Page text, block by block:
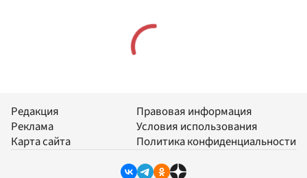
Редакция
Реклама
Карта сайта
Правовая информация
Условия использования
Политика конфиденциальности